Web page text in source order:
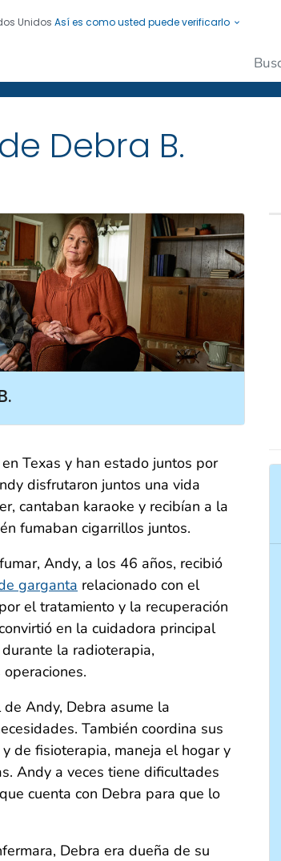
Unidos Así es como usted puede verificarlo
7: Salvamos vidas. Protegemos a la gente.
Debra B.
Texas y han estado juntos por
disfrutaron juntos una vida
cantaban karaoke y recibían a la
fumaban cigarrillos juntos.
Andy, a los 46 años, recibió
garganta relacionado con el
el tratamiento y la recuperación
en la cuidadora principal
la radioterapia,
Andy, Debra asume la
También coordina sus
de fisioterapia, maneja el hogar y
Andy a veces tiene dificultades
cuenta con Debra para que lo
Debra era dueña de su